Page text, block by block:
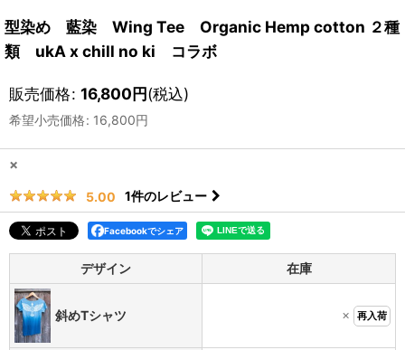
型染め 藍染 Wing Tee Organic Hemp cotton ２種
類 ukA x chill no ki コラボ
販売価格: 16,800円(税込)
希望小売価格: 16,800円
×
5.00 1件のレビュー
Facebookでシェア
デザイン 在庫
斜めTシャツ × 再入荷